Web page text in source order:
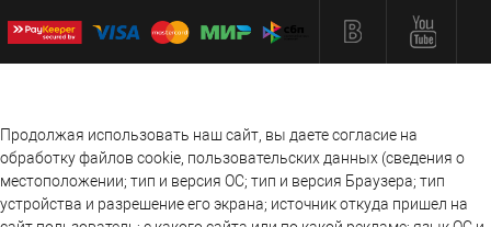
Продолжая использовать наш сайт, вы даете согласие на
обработку файлов cookie, пользовательских данных (сведения о
местоположении; тип и версия ОС; тип и версия Браузера; тип
устройства и разрешение его экрана; источник откуда пришел на